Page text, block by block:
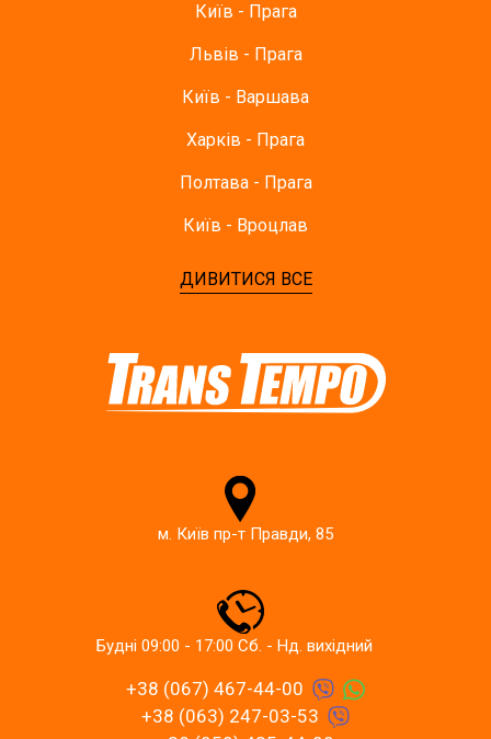
Київ - Прага
Львів - Прага
Київ - Варшава
Харків - Прага
Полтава - Прага
Київ - Вроцлав
ДИВИТИСЯ ВСЕ
м. Київ пр-т Правди, 85
Будні 09:00 - 17:00 Сб. - Нд. вихідний
+38 (067) 467-44-00
+38 (063) 247-03-53